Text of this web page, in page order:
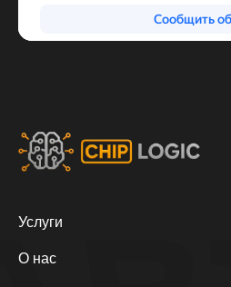
Услуги
О нас